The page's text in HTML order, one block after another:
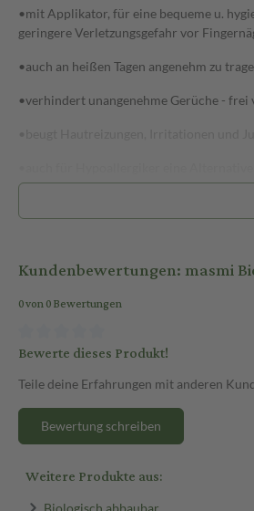
•mit Applikator, für eine bequeme u.
geringere Verletzungsgefahr vor
•auch an heißen Tagen angenehm zu
•verhindert unangenehme Gerüche -
•100% Bio Baumwolle - Innen & Außen !
•100% free from - ohne Kompromisse !
•Dioxinfrei
•Pestizidfrei
•Herbizidfrei
Kundenbewertungen: masmi
0 von 0 Bewertungen
Bewerte dieses Produkt!
Teile deine Erfahrungen mit anderen
Bewertung schreiben
Weitere Produkte aus:
Biologisch abbaubar